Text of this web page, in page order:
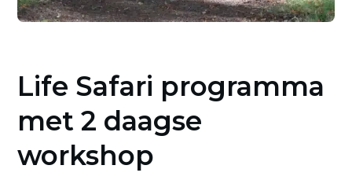
Life Safari programma
met 2 daagse
workshop